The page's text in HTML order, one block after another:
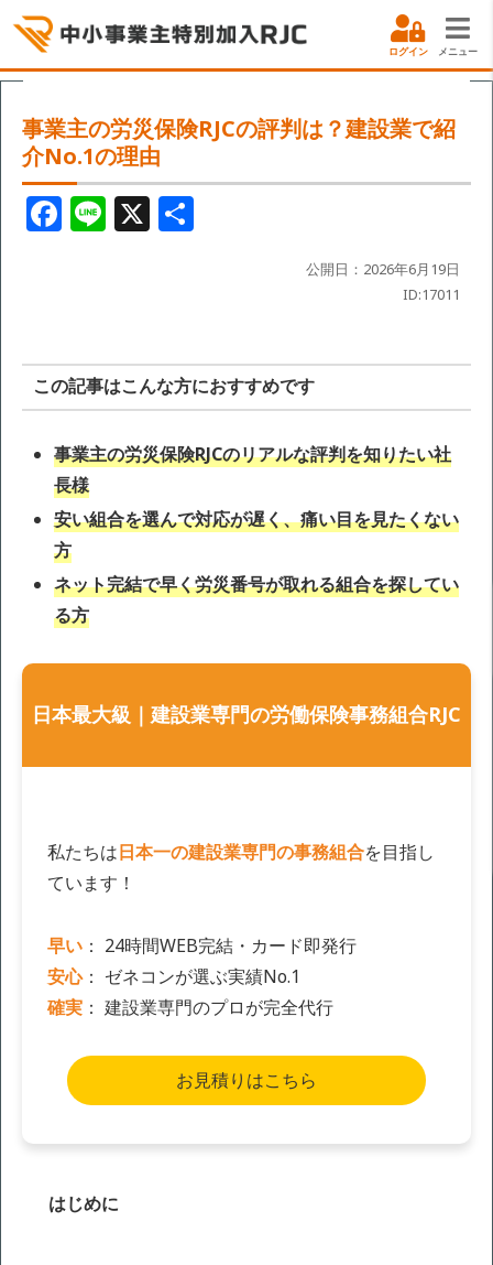
ログイン メニュー
事業主の労災保険RJCの評判は？建設業で紹
介No.1の理由
F
a
b
o
o
k
Li
n
X
公開日：2026年6月19日
ID:17011
この記事はこんな方におすすめです
事業主の労災保険RJCのリアルな評判を知りたい社
長様
安い組合を選んで対応が遅く、痛い目を見たくない
方
ネット完結で早く労災番号が取れる組合を探してい
る方
日本最大級｜建設業専門の労働保険事務組合RJC
私たちは日本一の建設業専門の事務組合を目指し
ています！
早い： 24時間WEB完結・カード即発行
安心： ゼネコンが選ぶ実績No.1
確実： 建設業専門のプロが完全代行
お見積りはこちら
はじめに